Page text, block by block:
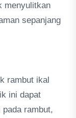
menyulitkan
sepanjang
rambut ikal
ini dapat
rambut,